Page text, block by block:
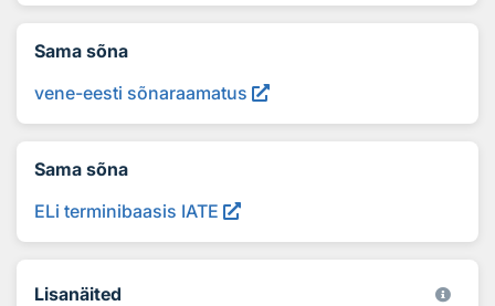
Sama sõna
vene-eesti sõnaraamatus
Sama sõna
ELi terminibaasis IATE
Lisanäited